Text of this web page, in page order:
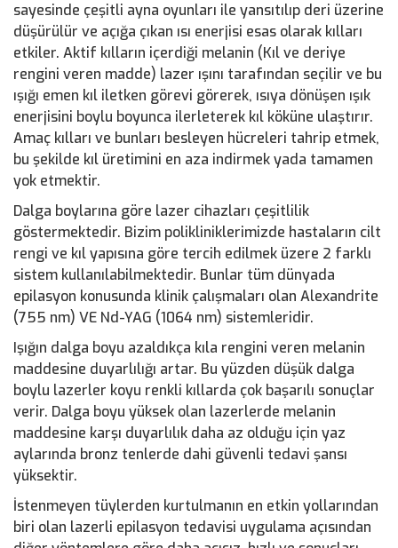
sayesinde çeşitli ayna oyunları ile yansıtılıp deri üzerine
düşürülür ve açığa çıkan ısı enerjisi esas olarak kılları
etkiler. Aktif kılların içerdiği melanin (Kıl ve deriye
rengini veren madde) lazer ışını tarafından seçilir ve bu
ışığı emen kıl iletken görevi görerek, ısıya dönüşen ışık
enerjisini boylu boyunca ilerleterek kıl köküne ulaştırır.
Amaç kılları ve bunları besleyen hücreleri tahrip etmek,
bu şekilde kıl üretimini en aza indirmek yada tamamen
yok etmektir.
Dalga boylarına göre lazer cihazları çeşitlilik
göstermektedir. Bizim polikliniklerimizde hastaların cilt
rengi ve kıl yapısına göre tercih edilmek üzere 2 farklı
sistem kullanılabilmektedir. Bunlar tüm dünyada
epilasyon konusunda klinik çalışmaları olan Alexandrite
(755 nm) VE Nd-YAG (1064 nm) sistemleridir.
Işığın dalga boyu azaldıkça kıla rengini veren melanin
maddesine duyarlılığı artar. Bu yüzden düşük dalga
boylu lazerler koyu renkli kıllarda çok başarılı sonuçlar
verir. Dalga boyu yüksek olan lazerlerde melanin
maddesine karşı duyarlılık daha az olduğu için yaz
aylarında bronz tenlerde dahi güvenli tedavi şansı
yüksektir.
İstenmeyen tüylerden kurtulmanın en etkin yollarından
biri olan lazerli epilasyon tedavisi uygulama açısından